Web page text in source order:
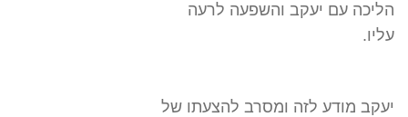
הליכה עם יעקב והשפעה לרעה
עליו.
יעקב מודע לזה ומסרב להצעתו של